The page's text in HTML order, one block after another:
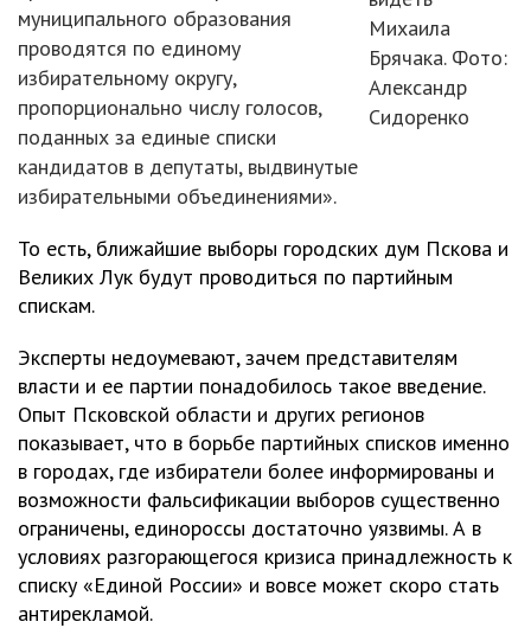
Михаила
Брячака. Фото:
Александр
Сидоренко
муниципального образования
проводятся по единому
избирательному округу,
пропорционально числу голосов,
поданных за единые списки
кандидатов в депутаты, выдвинутые
избирательными объединениями».
То есть, ближайшие выборы городских дум Пскова и
Великих Лук будут проводиться по партийным
спискам.
Эксперты недоумевают, зачем представителям
власти и ее партии понадобилось такое введение.
Опыт Псковской области и других регионов
показывает, что в борьбе партийных списков именно
в городах, где избиратели более информированы и
возможности фальсификации выборов существенно
ограничены, единороссы достаточно уязвимы. А в
условиях разгорающегося кризиса принадлежность к
списку «Единой России» и вовсе может скоро стать
антирекламой.